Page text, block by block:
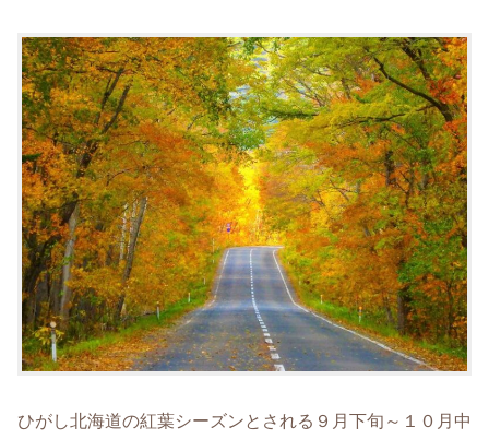
ひがし北海道の紅葉シーズンとされる９月下旬～１０月中